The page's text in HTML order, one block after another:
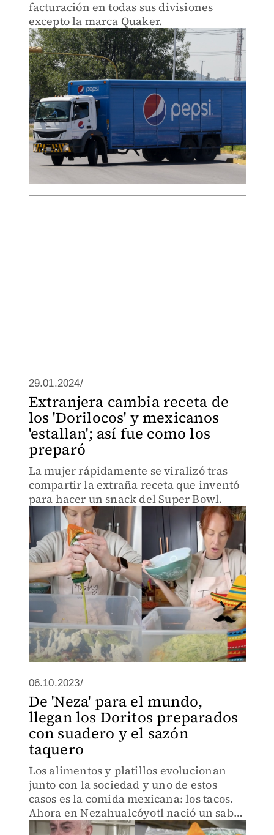
facturación en todas sus divisiones
excepto la marca Quaker.
29.01.2024/
Extranjera cambia receta de
los 'Dorilocos' y mexicanos
'estallan'; así fue como los
preparó
La mujer rápidamente se viralizó tras
compartir la extraña receta que inventó
para hacer un snack del Super Bowl.
06.10.2023/
De 'Neza' para el mundo,
llegan los Doritos preparados
con suadero y el sazón
taquero
Los alimentos y platillos evolucionan
junto con la sociedad y uno de estos
casos es la comida mexicana: los tacos.
Ahora en Nezahualcóyotl nació un sabor
sumamente exótico.